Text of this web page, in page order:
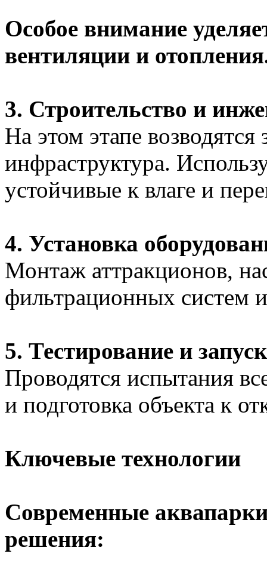
Особое внимание
вентиляции и
3. Строительство и
На этом этапе
инфраструктура.
устойчивые к влаге и
4. Установка
Монтаж аттракционов,
фильтрационных систем
5. Тестирование и запуск
Проводятся испытания
и подготовка объекта к
Ключевые технологии
Современные
решения: